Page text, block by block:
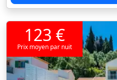
123 €
Prix moyen par nuit